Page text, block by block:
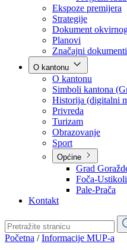
Vlada
Poslovnik
Program
Ekspoze premijera
Strategije
Dokument
Planovi
Značajni dokumenti
O kantonu
O kantonu
Simboli kantona
Historija (digitalni
Privreda
Turizam
Obrazovanje
Općine
Pale-Prača
Kontakt